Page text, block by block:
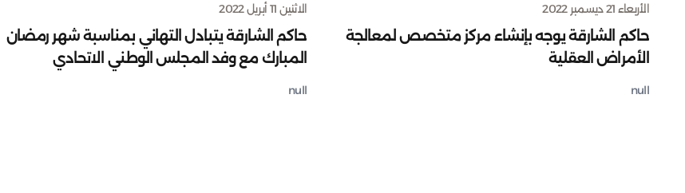
الأربعاء 21 ديسمبر 2022
حاكم الشارقة يوجه بإنشاء مركز متخصص لمعالجة
الأمراض العقلية
null
الاثنين 11 أبريل 2022
حاكم الشارقة يتبادل التهاني بمناسبة شهر رمضان
المبارك مع وفد المجلس الوطني الاتحادي
null